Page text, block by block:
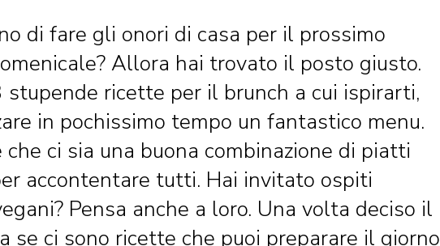
di fare gli onori di casa per il prossimo
Allora hai trovato il posto giusto.
stupende ricette per il brunch a cui ispirarti,
in pochissimo tempo un fantastico menu.
ci sia una buona combinazione di piatti
accontentare tutti. Hai invitato ospiti
Pensa anche a loro. Una volta deciso il
se ci sono ricette che puoi preparare il giorno